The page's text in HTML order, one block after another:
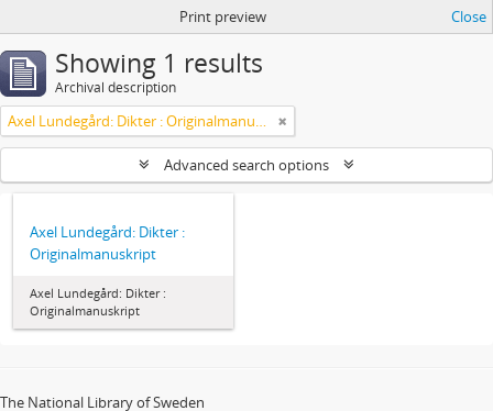
Print preview Close
Showing 1 results
Archival description
Axel Lundegård: Dikter : Originalmanuskript
Advanced search options
Axel Lundegård: Dikter :
Originalmanuskript
Axel Lundegård: Dikter :
Originalmanuskript
The National Library of Sweden